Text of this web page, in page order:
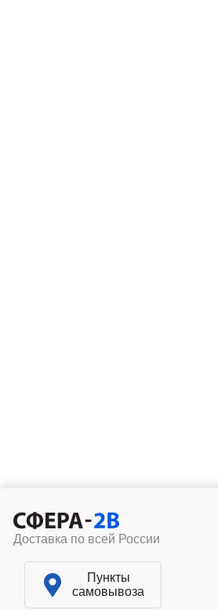
Доставка по всей России
Пункты
самовывоза